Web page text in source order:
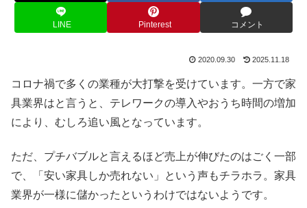
LINE Pinterest コメント
2020.09.30 2025.11.18
コロナ禍で多くの業種が大打撃を受けています。一方で家
具業界はと言うと、テレワークの導入やおうち時間の増加
により、むしろ追い風となっています。
ただ、プチバブルと言えるほど売上が伸びたのはごく一部
で、「安い家具しか売れない」という声もチラホラ。家具
業界が一様に儲かったというわけではないようです。